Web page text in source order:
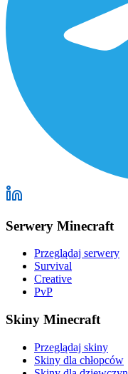
Serwery Minecraft
Przeglądaj serwery
Survival
Creative
PvP
Skiny Minecraft
Przeglądaj skiny
Skiny dla chłopców